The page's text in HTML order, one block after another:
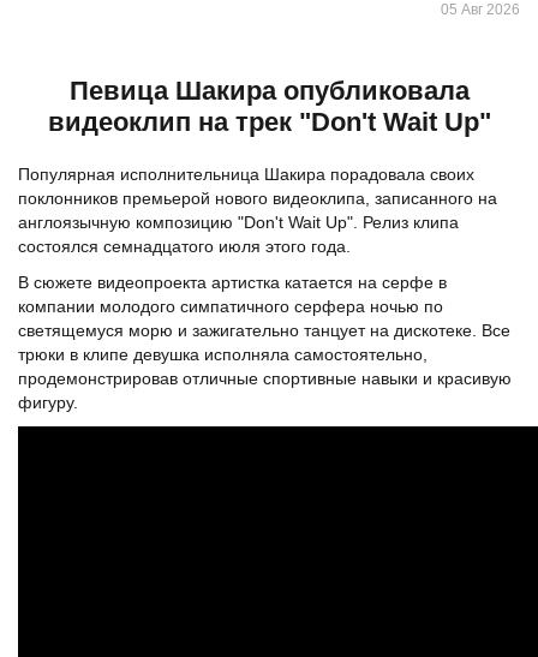
05 Авг 2026
Певица Шакира опубликовала
видеоклип на трек "Don't Wait Up"
Популярная исполнительница Шакира порадовала своих
поклонников премьерой нового видеоклипа, записанного на
англоязычную композицию "Don't Wait Up". Релиз клипа
состоялся семнадцатого июля этого года.
В сюжете видеопроекта артистка катается на серфе в
компании молодого симпатичного серфера ночью по
светящемуся морю и зажигательно танцует на дискотеке. Все
трюки в клипе девушка исполняла самостоятельно,
продемонстрировав отличные спортивные навыки и красивую
фигуру.